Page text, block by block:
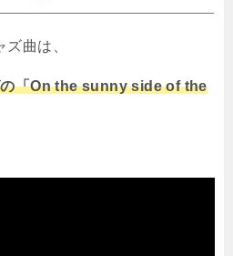
曲は、
の「On the sunny side of the